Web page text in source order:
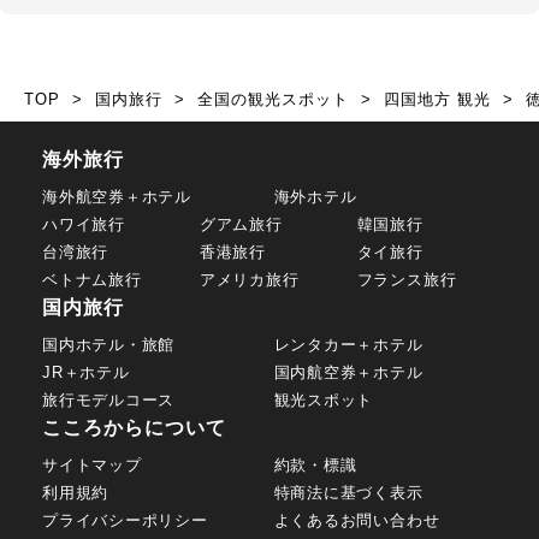
TOP 国内旅行 全国の観光スポット 四国地方 観光
海外旅行
海外航空券＋ホテル
海外ホテル
ハワイ旅行
グアム旅行
韓国旅行
台湾旅行
香港旅行
タイ旅行
ベトナム旅行
アメリカ旅行 フランス旅行
国内旅行
国内ホテル・旅館
レンタカー＋ホテル
JR＋ホテル
国内航空券＋ホテル
旅行モデルコース
観光スポット
こころからについて
サイトマップ
約款・標識
利用規約
特商法に基づく表示
プライバシーポリシー
よくあるお問い合わせ